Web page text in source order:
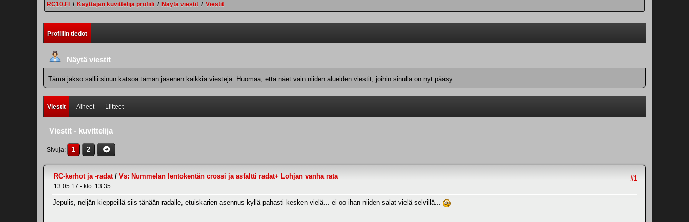
RC10.FI / Käyttäjän kuvittelija profiili / Näytä viestit / Viestit
Profiilin tiedot
Näytä viestit
Tämä jakso sallii sinun katsoa tämän jäsenen kaikkia viestejä. Huomaa, että näet vain niiden alueiden viestit, joihin sinulla on nyt pääsy.
Viestit Aiheet Liitteet
Viestit - kuvittelija
Sivuja 1 2
#1
RC-kerhot ja -radat/ Vs: Nummelan lentokentän crossi ja asfaltti radat+ Lohjan vanha rata
13.05.17 - klo: 13.35
Jepulis, neljän kieppeillä siis tänään radalle, etuiskarien asennus kyllä pahasti kesken vielä... ei oo ihan niiden salat vielä selvillä...